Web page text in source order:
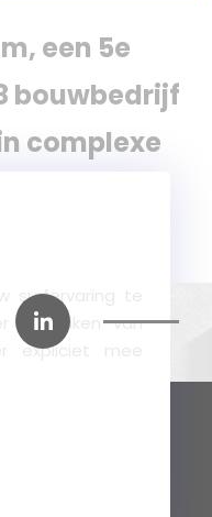
een 5e
bouwbedrijf
complexe
surfervaring te
gebruiken van
expliciet mee